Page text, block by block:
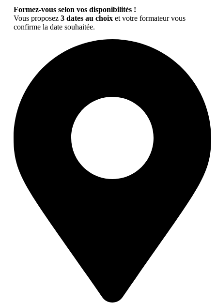
Formez-vous selon vos disponibilités !
Vous proposez 3 dates au choix et votre formateur vous
confirme la date souhaitée.